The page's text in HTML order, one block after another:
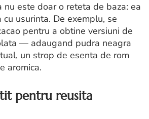
nu este doar o reteta de baza: ea
usurinta. De exemplu, se
pentru a obtine versiuni de
— adaugand pudra neagra
un strop de esenta de rom
aromica.
pentru reusita